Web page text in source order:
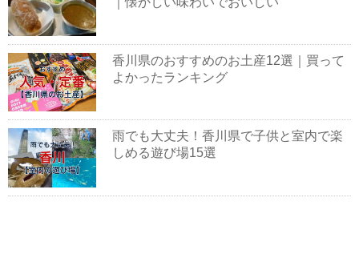
香川県のおすすめのお土産12選｜買って
よかったランキング
雨でも大丈夫！香川県で子供と室内で楽
しめる遊び場15選